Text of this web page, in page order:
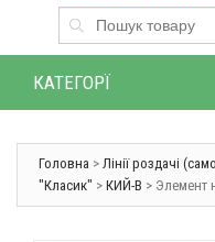
КАТЕГОРЇ
Головна > Лінії роздачі
"Класик" > КИЙ-В > Элемент